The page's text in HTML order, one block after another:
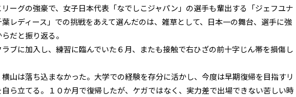
ーグの強豪で、女子日本代表「なでしこジャパン」の選手も輩出する「ジェフユナ
レディース」での挑戦をあえて選んだのは、雑草として、日本一の舞台、選手に強
だと振り返る。
ブに加入し、練習に臨んでいた６月、またも接触で右ひざの前十字じん帯を損傷し
横山は落ち込まなかった。大学での経験を存分に活かし、今度は早期復帰を目指すリ
ら立てる。１０か月で復帰したが、ケガではなく、実力差で出場できない苦しい時